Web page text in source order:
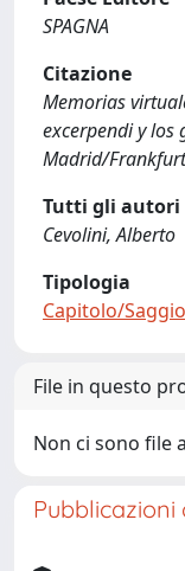
SPAGNA
Citazione
Memorias
excerpendi y los
Madrid/
Tutti gli autori
Cevolini, Alberto
Tipologia
Capitolo/Saggio
File in questo
Non ci sono file
Pubblicazioni